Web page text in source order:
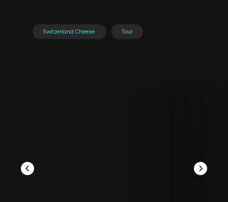
Switzerland Cheese Tour